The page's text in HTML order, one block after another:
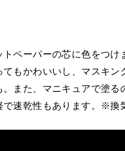
ペーパーの芯に色をつけ
てもかわいいし、マスキン
。また、マニキュアで塗る
で速乾性もあります。※換